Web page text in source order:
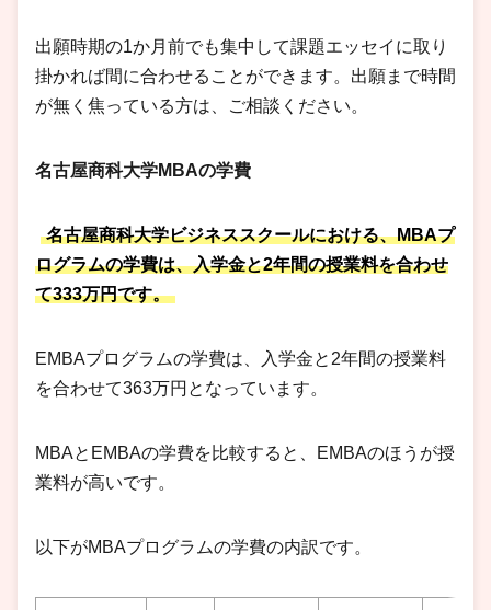
出願時期の1か月前でも集中して課題エッセイに取り
掛かれば間に合わせることができます。出願まで時間
が無く焦っている方は、ご相談ください。
名古屋商科大学MBAの学費
名古屋商科大学ビジネススクールにおける、MBAプ
ログラムの学費は、入学金と2年間の授業料を合わせ
て333万円です。
EMBAプログラムの学費は、入学金と2年間の授業料
を合わせて363万円となっています。
MBAとEMBAの学費を比較すると、EMBAのほうが授
業料が高いです。
以下がMBAプログラムの学費の内訳です。